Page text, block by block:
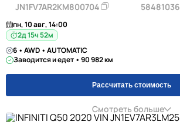
JN1FV7AR2KM800704 58481036
пн, 10 авг, 14:00
2д 15ч 52м
6 • AWD • AUTOMATIC
Заводится и едет • 90 982 км
Рассчитать стоимость
Смотреть больше